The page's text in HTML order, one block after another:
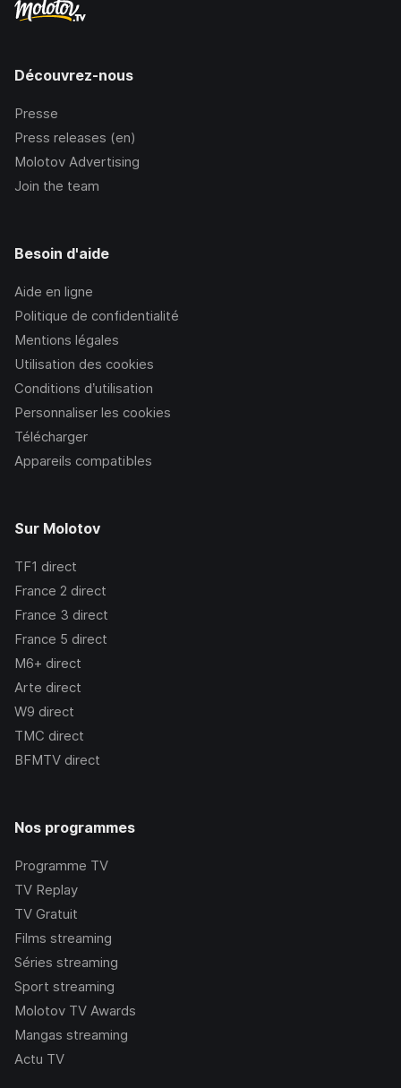
Découvrez-nous
Presse
Press releases (en)
Molotov Advertising
Join the team
Besoin d'aide
Aide en ligne
Politique de confidentialité
Mentions légales
Utilisation des cookies
Conditions d’utilisation
Personnaliser les cookies
Télécharger
Appareils compatibles
Sur Molotov
TF1 direct
France 2 direct
France 3 direct
France 5 direct
M6+ direct
Arte direct
W9 direct
TMC direct
BFMTV direct
Nos programmes
Programme TV
TV Replay
TV Gratuit
Films streaming
Séries streaming
Sport streaming
Molotov TV Awards
Mangas streaming
Actu TV